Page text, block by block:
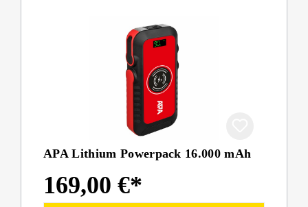
APA Lithium Powerpack 16.000 mAh
169,00 €*